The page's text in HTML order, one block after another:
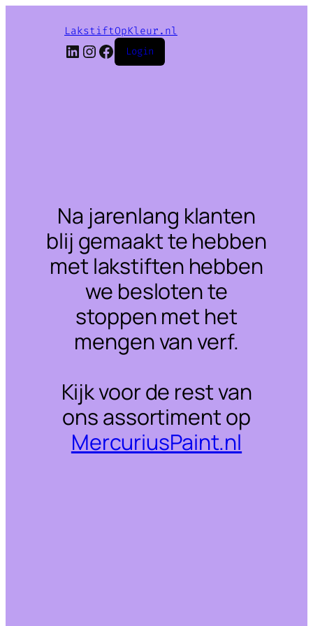
LakstiftOpKleur.nl
LinkedIn
Instagram
Facebook
Login
Na jarenlang klanten
blij gemaakt te hebben
met lakstiften hebben
we besloten te
stoppen met het
mengen van verf.
Kijk voor de rest van
ons assortiment op
MercuriusPaint.nl